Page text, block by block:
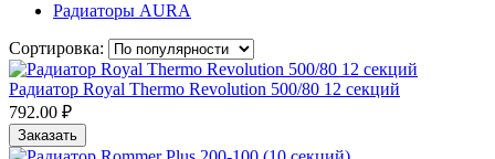
Радиаторы AURA
Сортировка:
Радиатор Royal Thermo Revolution 500/80 12 cекций
792.00 ₽
Заказать